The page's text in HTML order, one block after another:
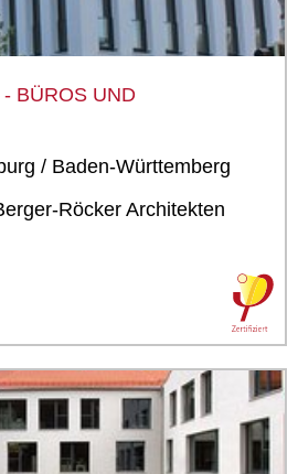
BÜROS UND
/ Baden-­Württemberg
Röcker Architekten